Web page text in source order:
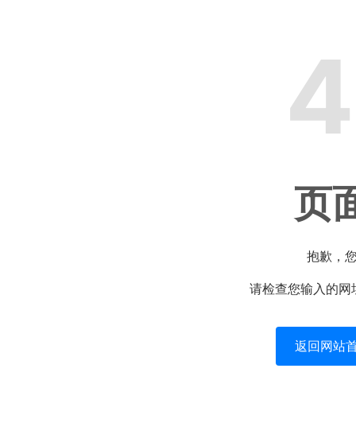
页
抱歉，
请检查您输入的
返回网站